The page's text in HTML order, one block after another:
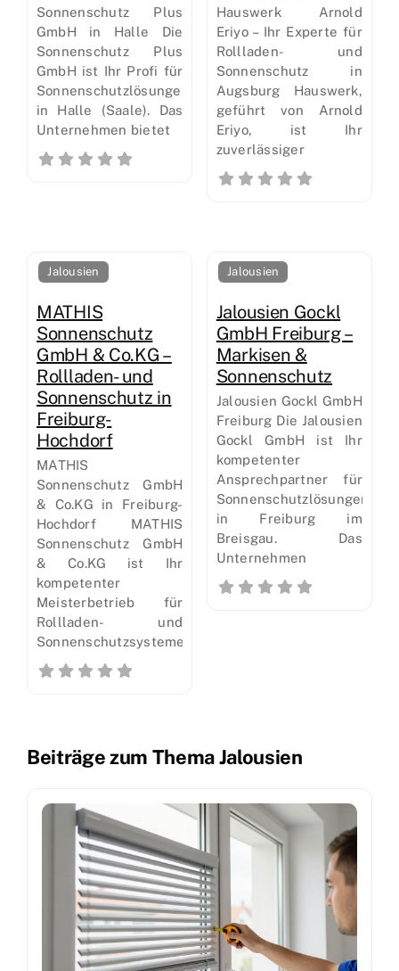
Sonnenschutz Plus
GmbH in Halle Die
Sonnenschutz Plus
GmbH ist Ihr Profi für
Sonnenschutzlösungen
in Halle (Saale). Das
Unternehmen bietet
Hauswerk Arnold
Eriyo – Ihr Experte für
Rollladen- und
Sonnenschutz in
Augsburg Hauswerk,
geführt von Arnold
Eriyo, ist Ihr
zuverlässiger
Jalousien
MATHIS
Sonnenschutz
GmbH & Co.KG –
Rollladen- und
Sonnenschutz in
Freiburg-
Hochdorf
MATHIS
Sonnenschutz GmbH
& Co.KG in Freiburg-
Hochdorf MATHIS
Sonnenschutz GmbH
& Co.KG ist Ihr
kompetenter
Meisterbetrieb für
Rollladen- und
Sonnenschutzsysteme
Jalousien
Jalousien Gockl
GmbH Freiburg –
Markisen &
Sonnenschutz
Jalousien Gockl GmbH
Freiburg Die Jalousien
Gockl GmbH ist Ihr
kompetenter
Ansprechpartner für
Sonnenschutzlösungen
in Freiburg im
Breisgau. Das
Unternehmen
Beiträge zum Thema Jalousien